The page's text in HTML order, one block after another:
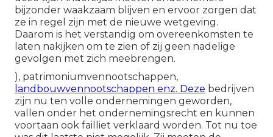
bijzonder waakzaam blijven en ervoor zorgen dat
ze in regel zijn met de nieuwe wetgeving.
Daarom is het verstandig om overeenkomsten te
laten nakijken om te zien of zij geen nadelige
gevolgen met zich meebrengen.
), patrimoniumvennootschappen,
landbouwvennootschappen enz. Deze bedrijven
zijn nu ten volle ondernemingen geworden,
vallen onder het ondernemingsrecht en kunnen
voortaan ook failliet verklaard worden. Tot nu toe